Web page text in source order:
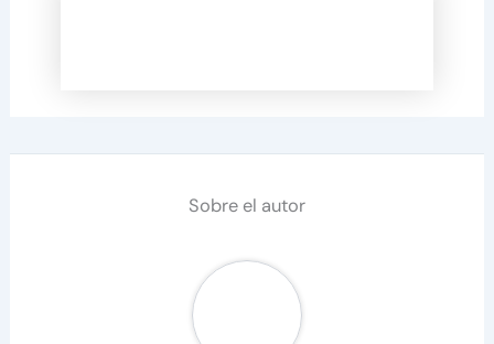
Sobre el autor